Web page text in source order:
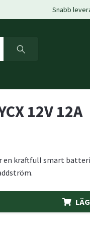
Snabb
12V 12A
en kraftfull smart